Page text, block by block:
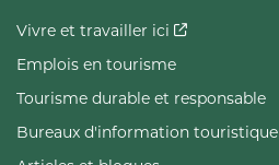
Vivre et travailler ici
Emplois en tourisme
Tourisme durable et responsable
Bureaux d'information touristique